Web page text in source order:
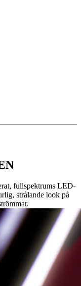
fullspektrums LED-
strålande look på